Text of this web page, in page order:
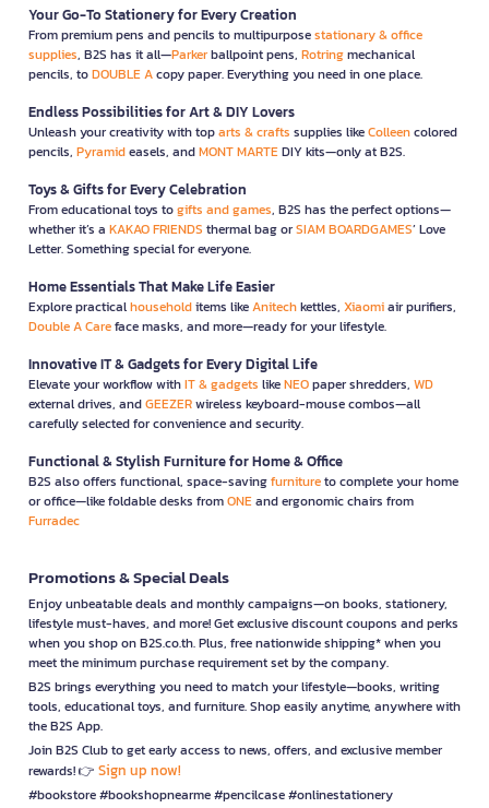
Your Go-To Stationery for Every Creation
From premium pens and pencils to multipurposestationary & office
supplies, B2S has it all—Parkerballpoint pens, Rotringmechanical
pencils, toDOUBLE Acopy paper. Everything you need in one place.
Endless Possibilities for Art & DIY Lovers
Unleash your creativity with toparts & crafts supplies likeColleencolored
pencils, Pyramideasels, andMONT MARTEDIY kits—only at B2S.
Toys & Gifts for Every Celebration
From educational toys togifts and games, B2S has the perfect options—
whether it’s a KAKAO FRIENDS thermal bag orSIAM BOARDGAMES’ Love
Letter. Something special for everyone.
Home Essentials That Make Life Easier
Explore practicalhouseholditems likeAnitechkettles, Xiaomiair purifiers,
Double A Careface masks, and more—ready for your lifestyle.
Innovative IT & Gadgets for Every Digital Life
Elevate your workflow withIT & gadgets likeNEOpaper shredders, WD
external drives, andGEEZERwireless keyboard-mouse combos—all
carefully selected for convenience and security.
Functional & Stylish Furniture for Home & Office
B2S also offers functional, space-savingfurnitureto complete your home
or office—like foldable desks fromONEand ergonomic chairs from
Furradec
Promotions & Special Deals
Enjoy unbeatable deals and monthly campaigns—on books, stationery,
lifestyle must-haves, and more! Get exclusive discount coupons and perks
when you shop on B2S.co.th. Plus, free nationwide shipping* when you
meet the minimum purchase requirement set by the company.
B2S brings everything you need to match your lifestyle—books, writing
tools, educational toys, and furniture. Shop easily anytime, anywhere with
the B2S App.
Join B2S Club to get early access to news, offers, and exclusive member
rewards! 👉 Sign up now!
#bookstore #bookshopnearme #pencilcase #onlinestationery